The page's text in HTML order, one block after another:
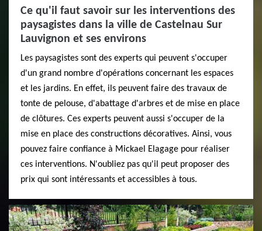
Ce qu'il faut savoir sur les interventions des
paysagistes dans la ville de Castelnau Sur
Lauvignon et ses environs
Les paysagistes sont des experts qui peuvent s'occuper
d'un grand nombre d'opérations concernant les espaces
et les jardins. En effet, ils peuvent faire des travaux de
tonte de pelouse, d'abattage d'arbres et de mise en place
de clôtures. Ces experts peuvent aussi s'occuper de la
mise en place des constructions décoratives. Ainsi, vous
pouvez faire confiance à Mickael Elagage pour réaliser
ces interventions. N'oubliez pas qu'il peut proposer des
prix qui sont intéressants et accessibles à tous.